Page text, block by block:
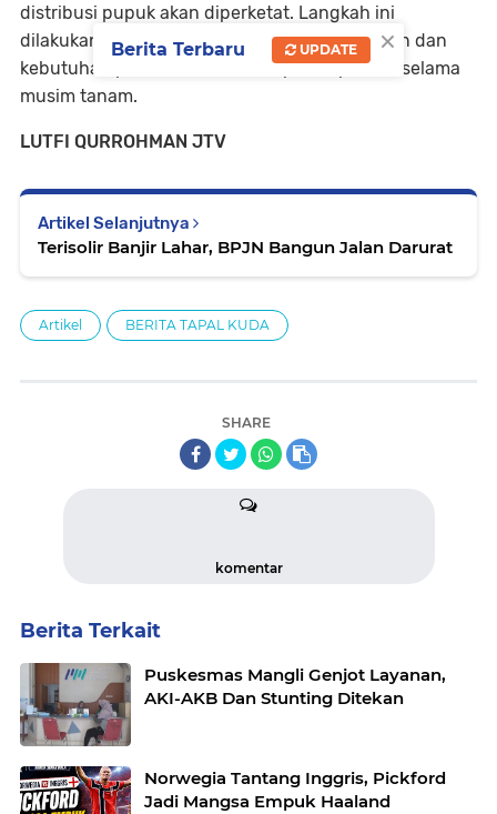
distribusi pupuk akan diperketat. Langkah ini
dilakukan agar pupuk bersubsidi tepat sasaran dan
kebutuhan petani di
dapat terpenuhi selama
musim tanam.
LUTFI QURROHMAN JTV
Artikel Selanjutnya
Terisolir Banjir Lahar, BPJN Bangun Jalan Darurat
Artikel BERITA TAPAL KUDA
SHARE
komentar
Berita Terkait
Puskesmas Mangli Genjot Layanan,
AKI-AKB Dan Stunting Ditekan
Norwegia Tantang Inggris, Pickford
Jadi Mangsa Empuk Haaland
×
Berita Terbaru UPDATE